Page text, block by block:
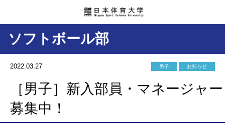
ソフトボール部
2022.03.27 男子 お知らせ
［男子］新入部員・マネージャー
募集中！